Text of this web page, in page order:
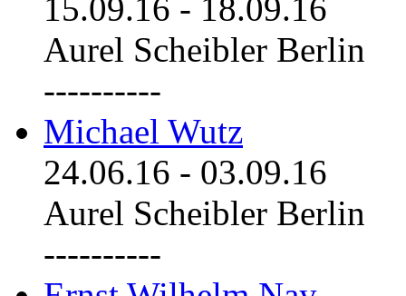
15.09.16 - 18.09.16
Aurel Scheibler Berlin
----------
Michael Wutz
24.06.16 - 03.09.16
Aurel Scheibler Berlin
----------